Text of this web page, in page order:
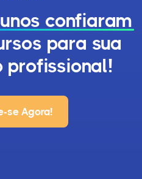
confiaram
para sua
profissional!
se Agora!